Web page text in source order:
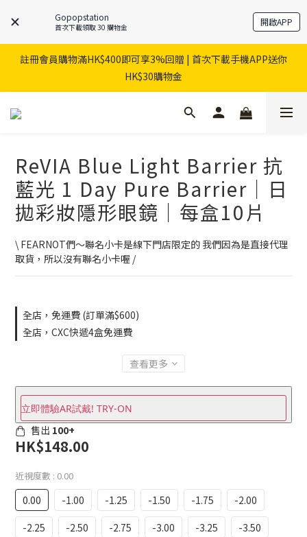
Gopopstation
首次下載領取 30 購物金 開啟APP
註冊會員購物滿HK$400即可享3%回贈 | 首次下載手機APP送你
HK$30購物金
ReVIA Blue Light Barrier 抗
藍光 1 Day Pure Barrier｜日
拋彩妝隱形眼鏡｜每盒10片
\ FEARNOT們～聯名小卡是線下門店限定的 我們因為是直接代理
取貨，所以沒有聯名小卡喔 /
全店，免運費 (訂單滿$600)
全店，CXC快遞4盒免運費
查看更多
立即體驗AR試戴! TRY-ON
售出 100+
HK$148.00
近視度數 : 0.00
0.00 -1.00 -1.25 -1.50 -1.75
-2.00
-2.25
-2.50 -2.75 -3.00 -3.25
-3.50